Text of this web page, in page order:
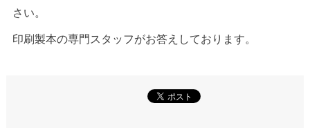
さい。
印刷製本の専門スタッフがお答えしております。